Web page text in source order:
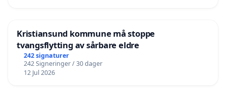
Kristiansund kommune må stoppe
tvangsflytting av sårbare eldre
242 signaturer
242 Signeringer / 30 dager
12 Jul 2026